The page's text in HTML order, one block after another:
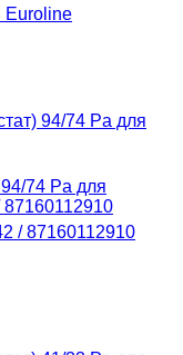
74 Pa для